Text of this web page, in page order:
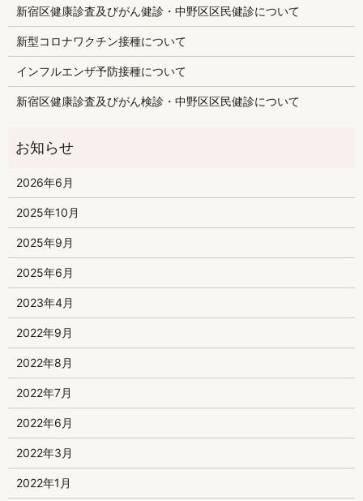
新宿区健康診査及びがん健診・中野区区民健診について
新型コロナワクチン接種について
インフルエンザ予防接種について
新宿区健康診査及びがん検診・中野区区民健診について
2026年6月
2025年10月
2025年9月
2025年6月
2023年4月
2022年9月
2022年8月
2022年7月
2022年6月
2022年3月
2022年1月